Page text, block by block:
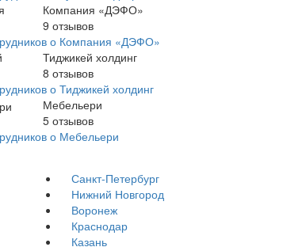
Компания «ДЭФО»
9 отзывов
о Компания «ДЭФО»
Тиджикей холдинг
8 отзывов
о Тиджикей холдинг
Мебельери
5 отзывов
о Мебельери
Санкт-Петербург
Нижний Новгород
Воронеж
Краснодар
Казань